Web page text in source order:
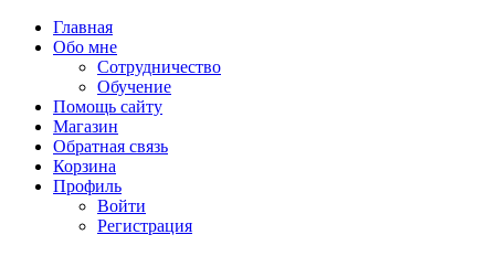
Главная
Обо мне
Сотрудничество
Обучение
Помощь сайту
Магазин
Обратная связь
Корзина
Профиль
Войти
Регистрация